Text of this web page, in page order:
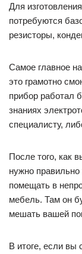
Для
потребуются
резисторы,
Самое главное
это грамотно
прибор работал
знаниях
специалисту,
После того, как
нужно правильно
помещать в
мебель. Там он
мешать вашей
В итоге, если вы